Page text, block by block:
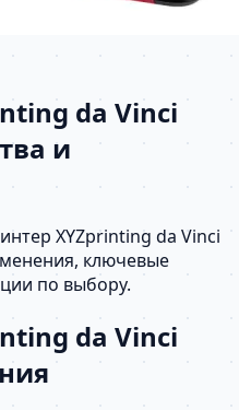
da Vinci
и
XYZprinting da Vinci
ключевые
по выбору.
da Vinci